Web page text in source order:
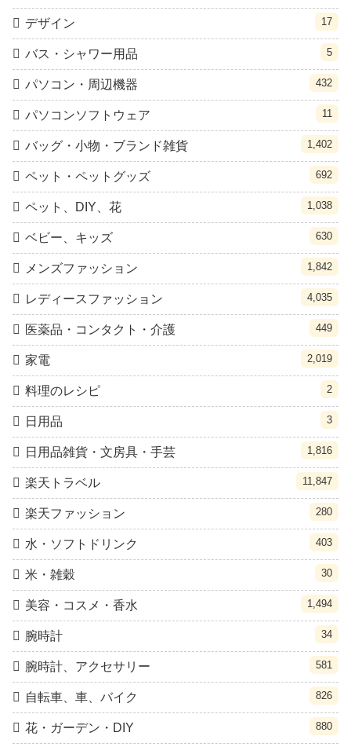
デザイン 17
バス・シャワー用品 5
パソコン・周辺機器 432
パソコンソフトウェア 11
バッグ・小物・ブランド雑貨 1,402
ペット・ペットグッズ 692
ペット、DIY、花 1,038
ベビー、キッズ 630
メンズファッション 1,842
レディースファッション 4,035
医薬品・コンタクト・介護 449
家電 2,019
料理のレシピ 2
日用品 3
日用品雑貨・文房具・手芸 1,816
楽天トラベル 11,847
楽天ファッション 280
水・ソフトドリンク 403
米・雑穀 30
美容・コスメ・香水 1,494
腕時計 34
腕時計、アクセサリー 581
自転車、車、バイク 826
花・ガーデン・DIY 880